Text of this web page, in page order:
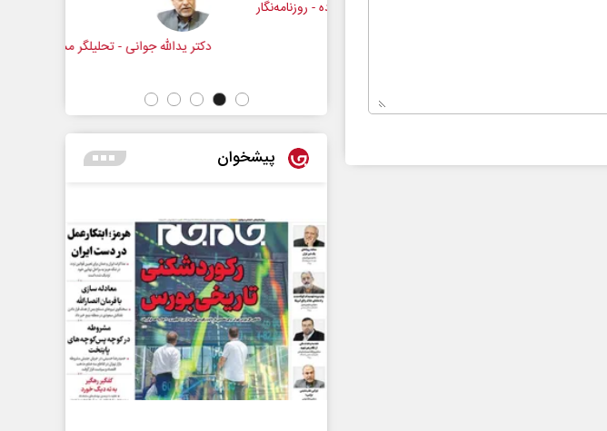
دکتر یدالله جوانی - تحلیلگر مسائل سیاسی
پیشخوان